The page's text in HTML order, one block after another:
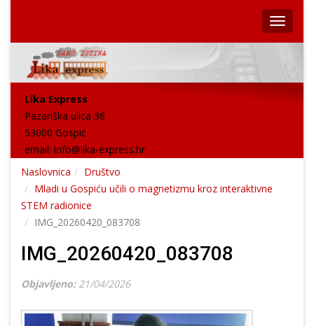
Lika Express
Pazariška ulica 36
53000 Gospić
email: info@lika-express.hr
Naslovnica
Društvo
Mladi u Gospiću učili o magnetizmu kroz interaktivne
STEM radionice
IMG_20260420_083708
IMG_20260420_083708
Objavljeno: 21/04/2026